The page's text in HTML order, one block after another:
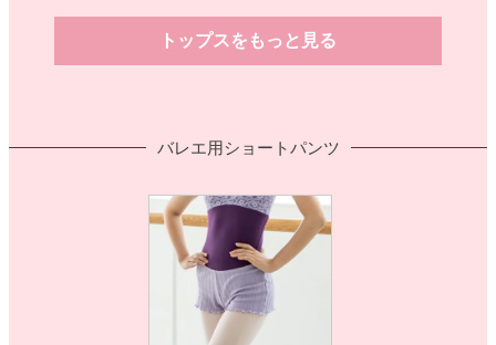
トップスをもっと見る
バレエ用ショートパンツ